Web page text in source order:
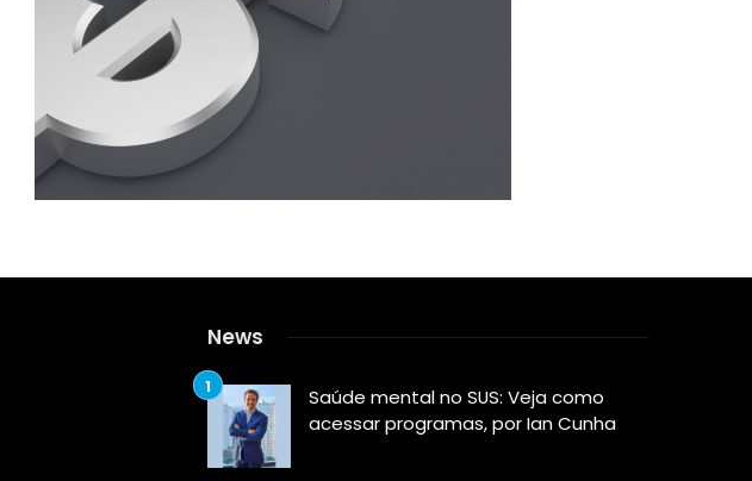
News
Saúde mental no SUS: Veja como
acessar programas, por Ian Cunha